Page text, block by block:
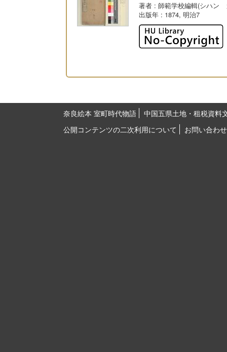
著者 : 師範学校編輯(シハン
出版年 : 1874, 明治7
奈良絵本 室町時代物語
中国五県土地・租税資料
公開コンテンツの二次利用について
お問い合わせ